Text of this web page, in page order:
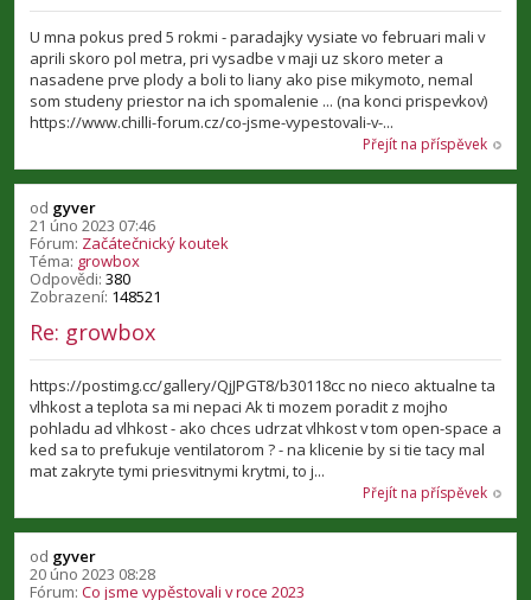
U mna pokus pred 5 rokmi - paradajky vysiate vo februari mali v
aprili skoro pol metra, pri vysadbe v maji uz skoro meter a
nasadene prve plody a boli to liany ako pise mikymoto, nemal
som studeny priestor na ich spomalenie ... (na konci prispevkov)
https://www.chilli-forum.cz/co-jsme-vypestovali-v-...
Přejít na příspěvek
od gyver
21 úno 2023 07:46
Fórum: Začátečnický koutek
Téma: growbox
Odpovědi: 380
Zobrazení: 148521
Re: growbox
https://postimg.cc/gallery/QjJPGT8/b30118cc no nieco aktualne ta
vlhkost a teplota sa mi nepaci Ak ti mozem poradit z mojho
pohladu ad vlhkost - ako chces udrzat vlhkost v tom open-space a
ked sa to prefukuje ventilatorom ? - na klicenie by si tie tacy mal
mat zakryte tymi priesvitnymi krytmi, to j...
Přejít na příspěvek
od gyver
20 úno 2023 08:28
Fórum: Co jsme vypěstovali v roce 2023